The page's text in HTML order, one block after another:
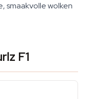
smaakvolle wolken
F1